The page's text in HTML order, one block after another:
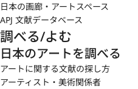
日本の画廊・アートスペース
APJ 文献データベース
調べる/よむ
日本のアートを調べる
アートに関する文献の探し方
アーティスト・美術関係者